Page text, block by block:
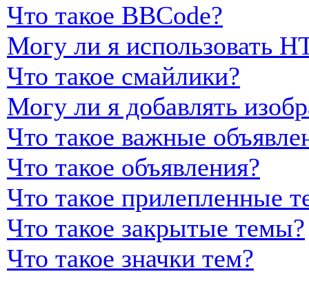
Что такое BBCode?
Могу ли я использовать
Что такое смайлики?
Могу ли я добавлять
Что такое важные
Что такое объявления?
Что такое прилепленные
Что такое закрытые темы?
Что такое значки тем?